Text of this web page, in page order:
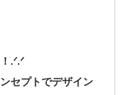
.ᐟ.ᐟ
セプトでデザイン